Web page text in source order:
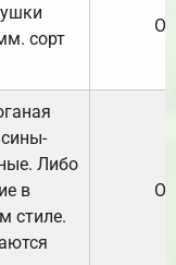
сорт
Либо
в
стиле.